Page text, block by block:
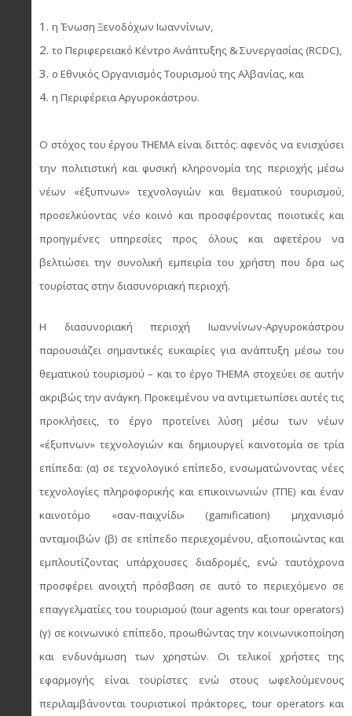
η Ένωση Ξενοδόχων Ιωαννίνων,
το Περιφερειακό Κέντρο Ανάπτυξης & Συνεργασίας (RCDC),
ο Εθνικός Οργανισμός Τουρισμού της Αλβανίας, και
η Περιφέρεια Αργυροκάστρου.
Ο στόχος του έργου ΤΗΕΜΑ είναι διττός: αφενός να ενισχύσει
την πολιτιστική και φυσική κληρονομία της περιοχής μέσω
νέων «έξυπνων» τεχνολογιών και θεματικού τουρισμού,
προσελκύοντας νέο κοινό και προσφέροντας ποιοτικές και
προηγμένες υπηρεσίες προς όλους και αφετέρου να
βελτιώσει την συνολική εμπειρία του χρήστη που δρα ως
τουρίστας στην διασυνοριακή περιοχή.
Η διασυνοριακή περιοχή Ιωαννίνων-Αργυροκάστρου
παρουσιάζει σημαντικές ευκαιρίες για ανάπτυξη μέσω του
θεματικού τουρισμού – και το έργο ΤΗΕΜΑ στοχεύει σε αυτήν
ακριβώς την ανάγκη. Προκειμένου να αντιμετωπίσει αυτές τις
προκλήσεις, το έργο προτείνει λύση μέσω των νέων
«έξυπνων» τεχνολογιών και δημιουργεί καινοτομία σε τρία
επίπεδα: (α) σε τεχνολογικό επίπεδο, ενσωματώνοντας νέες
τεχνολογίες πληροφορικής και επικοινωνιών (ΤΠΕ) και έναν
καινοτόμο «σαν-παιχνίδι» (gamification) μηχανισμό
ανταμοιβών (β) σε επίπεδο περιεχομένου, αξιοποιώντας και
εμπλουτίζοντας υπάρχουσες διαδρομές, ενώ ταυτόχρονα
προσφέρει ανοιχτή πρόσβαση σε αυτό το περιεχόμενο σε
επαγγελματίες του τουρισμού (tour agents και tour operators)
(γ) σε κοινωνικό επίπεδο, προωθώντας την κοινωνικοποίηση
και ενδυνάμωση των χρηστών. Οι τελικοί χρήστες της
εφαρμογής είναι τουρίστες ενώ στους ωφελούμενους
περιλαμβάνονται τουριστικοί πράκτορες, tour operators και